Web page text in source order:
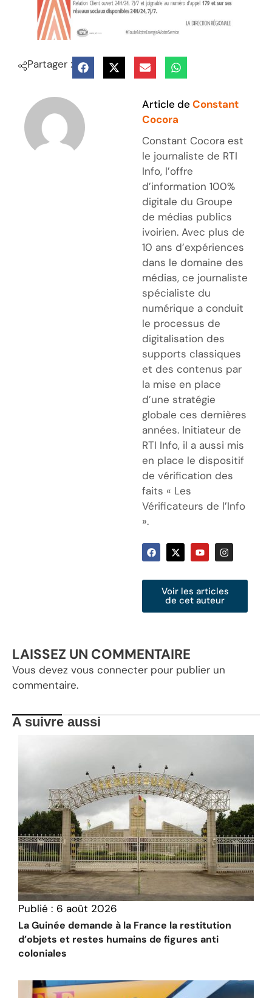
Partager :
Article de Constant
Cocora
Constant Cocora est
le journaliste de RTI
Info, l’offre
d’information 100%
digitale du Groupe
de médias publics
ivoirien. Avec plus de
10 ans d’expériences
dans le domaine des
médias, ce journaliste
spécialiste du
numérique a conduit
le processus de
digitalisation des
supports classiques
et des contenus par
la mise en place
d’une stratégie
globale ces dernières
années. Initiateur de
RTI Info, il a aussi mis
en place le dispositif
de vérification des
faits « Les
Vérificateurs de l’Info
».
Voir les articles
de cet auteur
LAISSEZ UN COMMENTAIRE
Vous devez vous connecter pour publier un
commentaire.
A suivre aussi
Publié : 6 août 2026
La Guinée demande à la France la restitution
d’objets et restes humains de figures anti
coloniales